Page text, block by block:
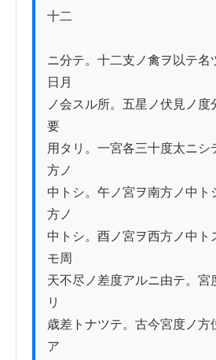
十二
ニ分テ。十二支ノ禽ヲ以テ名
日月
ノ会スル所。五星ノ伏見ノ度
要
用タリ。一宮各三十度太ニシ
方ノ
中トシ。午ノ宮ヲ南方ノ中ト
方ノ
中トシ。酉ノ宮ヲ西方ノ中ト
モ周
天不尽ノ差度アルニ由テ。宮
リ
歳差トナツテ。古今宮度ノ方
ア